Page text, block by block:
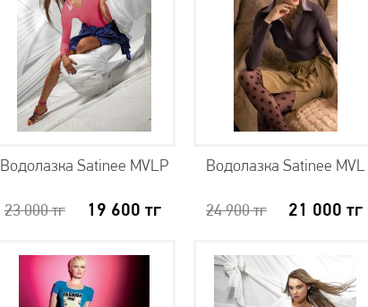
Водолазка Satinee MVLP
23 000тг 19 600 тг
Водолазка Satinee MVL
24 900тг 21 000 тг